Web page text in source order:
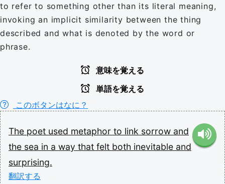
to refer to something other than its literal meaning,
invoking an implicit similarity between the thing
described and what is denoted by the word or
phrase.
意味を覚える
単語を覚える
このボタンはなに？
The poet used metaphor to link sorrow and
the sea in a way that felt both inevitable and
surprising.
翻訳する